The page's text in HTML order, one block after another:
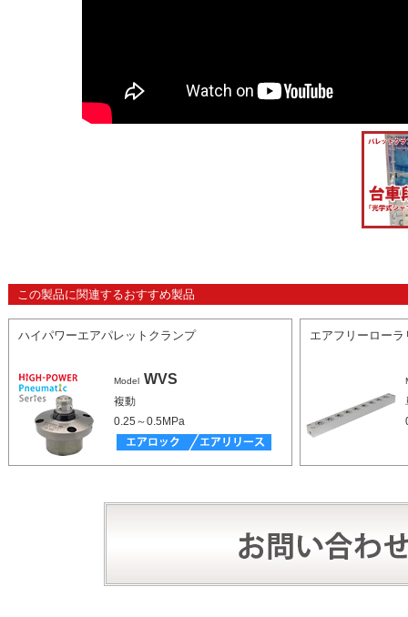
この製品に関連するおすすめ製品
ハイパワーエアパレットクランプ
Model WVS
複動
0.25～0.5MPa
エアフリーローラ